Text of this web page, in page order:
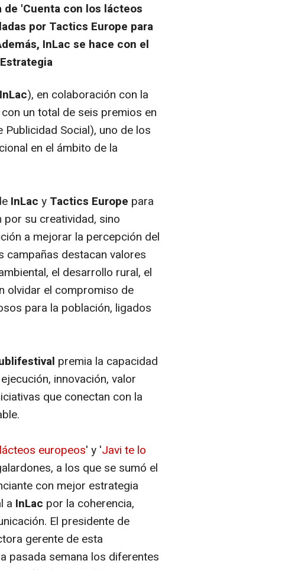
'Cuenta con los lácteos
por Tactics Europe para
InLac se hace con el
), en colaboración con la
un total de seis premios en
Publicidad Social), uno de los
en el ámbito de la
InLac y Tactics Europe para
su creatividad, sino
a mejorar la percepción del
campañas destacan valores
el desarrollo rural, el
olvidar el compromiso de
para la población, ligados
premia la capacidad
innovación, valor
que conectan con la
europeos' y 'Javi te lo
a los que se sumó el
con mejor estrategia
a InLac por la coherencia,
El presidente de
gerente de esta
pasada semana los diferentes